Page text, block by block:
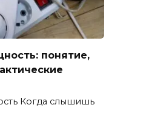
понятие,
Когда слышишь